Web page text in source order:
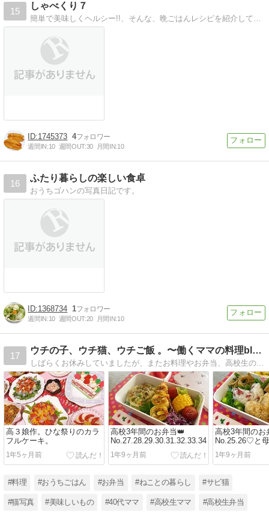
15
しゃべくり７
簡単で美味しくヘルシー!!、そんな、晩ごはんレシピを紹介しています。
1745373 4
週間IN:10 週間OUT:30 月間IN:10
16
ふたり暮らしの楽しい食卓
おうちゴハンの写真日記です。
1368734 1
週間IN:10 週間OUT:20 月間IN:10
17
ウチの子、ウチ猫、ウチご飯 。〜働くママの料理blog〜
しばらくお休みしていましたが、またお料理やお弁当、高校生の娘二人やサビネコちゃんのこと、ママ友とのランチ、載せていこうかな。仕事はかけもちで、色々寝不足覚悟で働いてます。学費を、、稼ぐぞーー！！
高３娘作。ひな祭りのカラ
フルケーキ。
1年5ヶ月前
高校3年間のお弁当👑
No.27.28.29.30.31.32.33.34
1年9ヶ月前
高校3年間のお
No.25.26♡と
と。
1年9ヶ月前
#料理 #おうちごはん #お弁当 #ねことの暮らし #サビ猫
#猫写真 #美味しいもの #40代ママ #高校生ママ #高校生弁当